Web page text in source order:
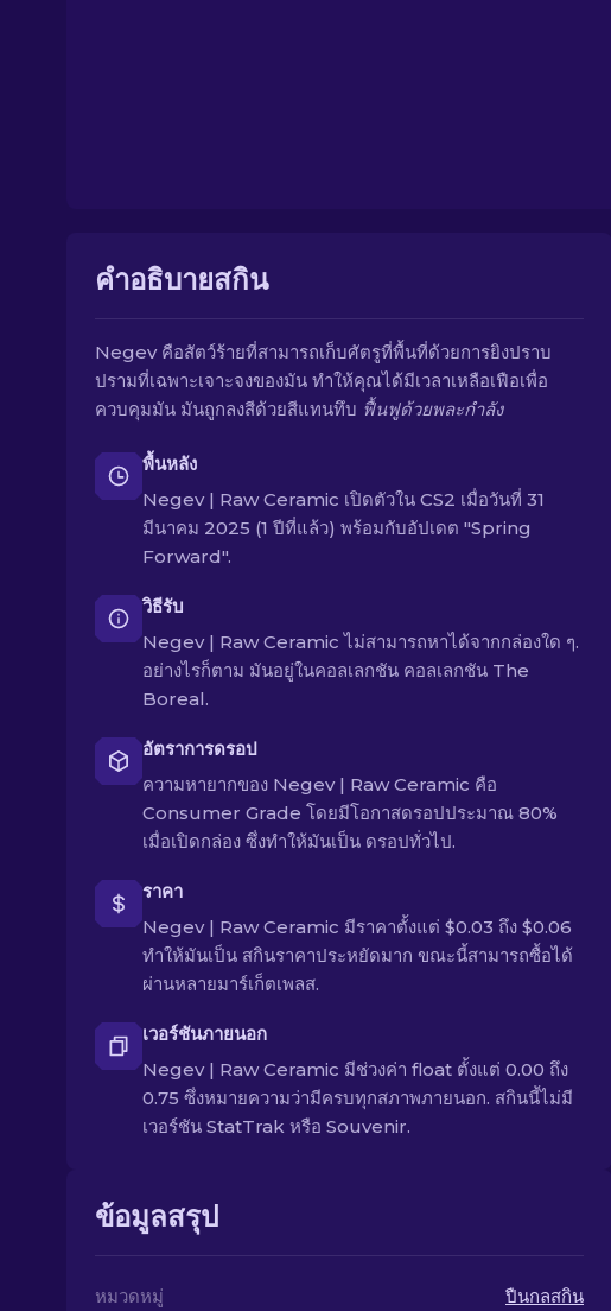
คำอธิบายสกิน
Negev คือสัตว์ร้ายที่สามารถเก็บศัตรูที่พื้นที่ด้วยการยิงปราบ
ปรามที่เฉพาะเจาะจงของมัน ทำให้คุณได้มีเวลาเหลือเฟือเพื่อ
ควบคุมมัน มันถูกลงสีด้วยสีแทนทึบ ฟื้นฟูด้วยพละกำลัง
พื้นหลัง
Negev | Raw Ceramic เปิดตัวใน CS2 เมื่อวันที่ 31
มีนาคม 2025 (1 ปีที่แล้ว) พร้อมกับอัปเดต "Spring
Forward".
วิธีรับ
Negev | Raw Ceramic ไม่สามารถหาได้จากกล่องใด ๆ.
อย่างไรก็ตาม มันอยู่ในคอลเลกชัน คอลเลกชัน The
Boreal.
อัตราการดรอป
ความหายากของ Negev | Raw Ceramic คือ
Consumer Grade โดยมีโอกาสดรอปประมาณ 80%
เมื่อเปิดกล่อง ซึ่งทำให้มันเป็น ดรอปทั่วไป.
ราคา
Negev | Raw Ceramic มีราคาตั้งแต่ $0.03 ถึง $0.06
ทำให้มันเป็น สกินราคาประหยัดมาก ขณะนี้สามารถซื้อได้
ผ่านหลายมาร์เก็ตเพลส.
เวอร์ชันภายนอก
Negev | Raw Ceramic มีช่วงค่า float ตั้งแต่ 0.00 ถึง
0.75 ซึ่งหมายความว่ามีครบทุกสภาพภายนอก. สกินนี้ไม่มี
เวอร์ชัน StatTrak หรือ Souvenir.
ข้อมูลสรุป
หมวดหมู่
ปืนกลสกิน